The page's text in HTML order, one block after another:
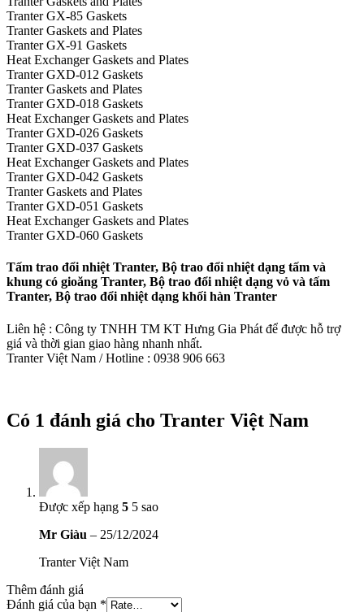
Tranter GX-85 Gaskets
Tranter Gaskets and Plates
Tranter GX-91 Gaskets
Heat Exchanger Gaskets and Plates
Tranter GXD-012 Gaskets
Tranter Gaskets and Plates
Tranter GXD-018 Gaskets
Heat Exchanger Gaskets and Plates
Tranter GXD-026 Gaskets
Tranter GXD-037 Gaskets
Heat Exchanger Gaskets and Plates
Tranter GXD-042 Gaskets
Tranter Gaskets and Plates
Tranter GXD-051 Gaskets
Heat Exchanger Gaskets and Plates
Tranter GXD-060 Gaskets
Tấm trao đổi nhiệt Tranter, Bộ trao đổi nhiệt dạng tấm và
khung có gioăng Tranter, Bộ trao đổi nhiệt dạng vỏ và tấm
Tranter, Bộ trao đổi nhiệt dạng khối hàn Tranter
Liên hệ : Công ty TNHH TM KT Hưng Gia Phát để được hỗ trợ
giá và thời gian giao hàng nhanh nhất.
Tranter Việt Nam / Hotline : 0938 906 663
Có 1 đánh giá cho Tranter Việt Nam
Được xếp hạng 5 5 sao
Mr Giàu – 25/12/2024
Tranter Việt Nam
Thêm đánh giá
Đánh giá của bạn *